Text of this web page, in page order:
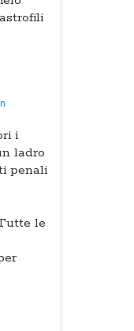
i
ladro
penali
le